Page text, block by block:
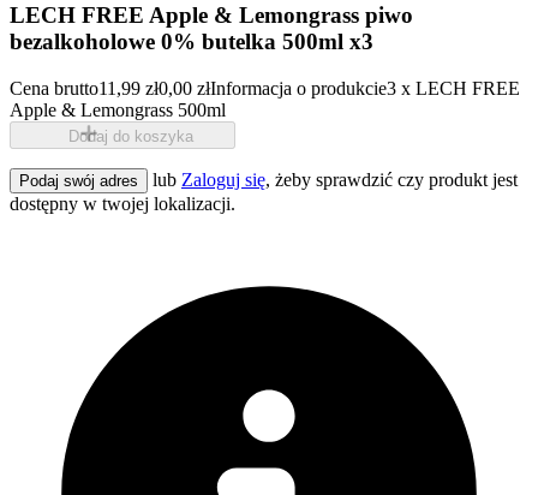
LECH FREE Apple & Lemongrass piwo
bezalkoholowe 0% butelka 500ml x3
Cena brutto11,99 zł0,00 złInformacja o produkcie3 x LECH FREE
Apple & Lemongrass 500ml
Dodaj do koszyka
Podaj swój adres lub Zaloguj się, żeby sprawdzić czy produkt jest
dostępny w twojej lokalizacji.